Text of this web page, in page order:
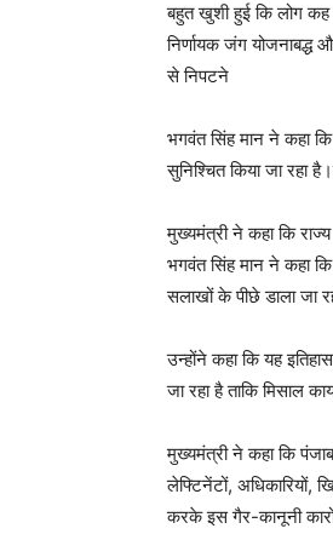
बहुत खुशी हुई कि लोग कह
निर्णायक जंग
से निपटने
भगवंत सिंह मान ने कहा
सुनिश्चित किया जा रहा
मुख्यमंत्री ने कहा कि
भगवंत सिंह मान ने कहा
सलाखों के पीछे डाला जा
उन्होंने कहा कि यह
जा रहा है ताकि मिसाल
मुख्यमंत्री ने कहा कि
लेफ्टिनेंटों, अधिकारियों,
करके इस गैर-कानूनी